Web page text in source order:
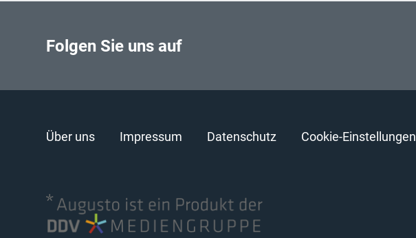
Folgen Sie uns auf
Über uns Impressum Datenschutz Cookie-Einstellungen